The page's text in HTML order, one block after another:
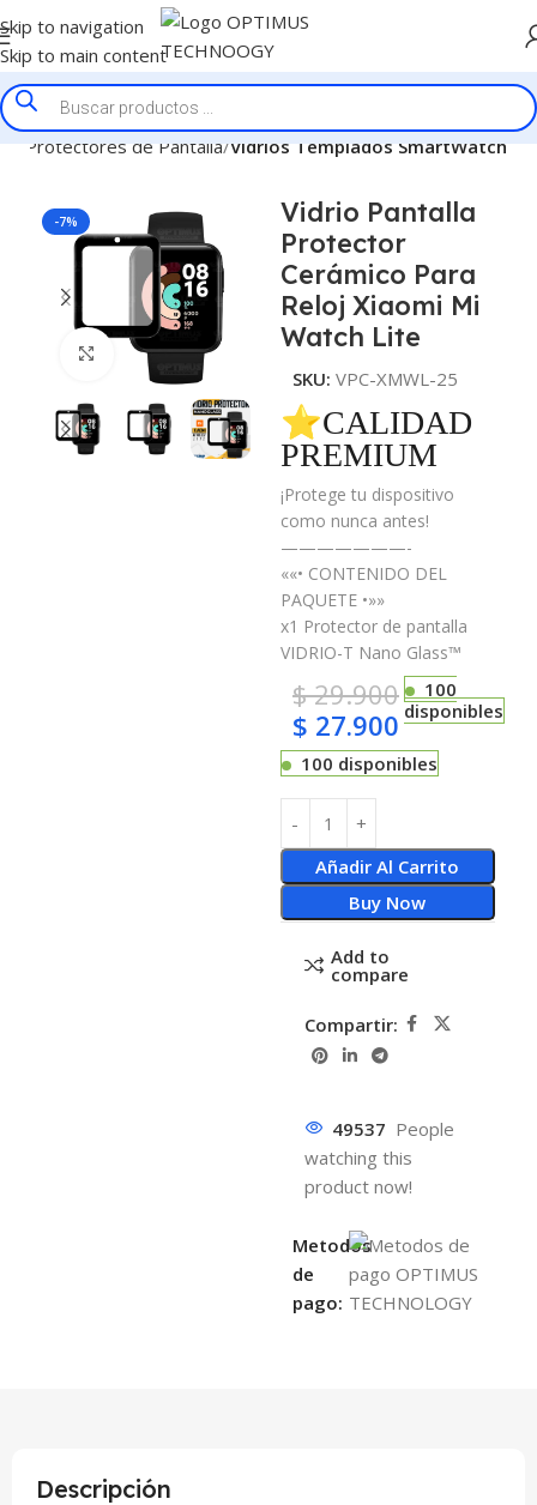
Skip to navigation
Skip to main content
Protectores de Pantalla Vidrios Templados SmartWatch
-7%
Click to enlarge
Vidrio Pantalla
Protector
Cerámico Para
Reloj Xiaomi Mi
Watch Lite
SKU: VPC-XMWL-25
⭐CALIDAD
PREMIUM
¡Protege tu dispositivo
como nunca antes!
———————-
««• CONTENIDO DEL
PAQUETE •»»
x1 Protector de pantalla
VIDRIO-T Nano Glass™
$29.900
$ 27.900
100
disponibles
100 disponibles
Añadir Al Carrito
Buy Now
Add to
compare
Compartir:
49537 People
watching this
product now!
Metodos
de
pago:
Descripción